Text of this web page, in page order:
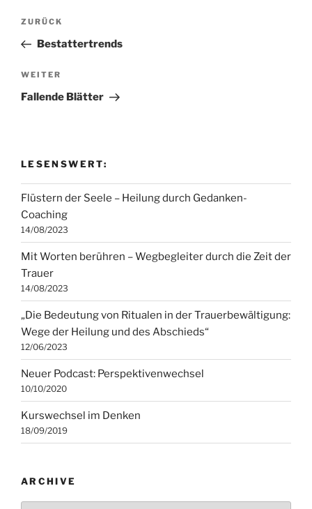
Beitragsnavigation
Vorheriger
Beitrag
ZURÜCK
Bestattertrends
Nächster
Beitrag
WEITER
Fallende Blätter
LESENSWERT:
Flüstern der Seele – Heilung durch Gedanken-
Coaching
14/08/2023
Mit Worten berühren – Wegbegleiter durch die Zeit der
Trauer
14/08/2023
„Die Bedeutung von Ritualen in der Trauerbewältigung:
Wege der Heilung und des Abschieds“
12/06/2023
Neuer Podcast: Perspektivenwechsel
10/10/2020
Kurswechsel im Denken
18/09/2019
ARCHIVE